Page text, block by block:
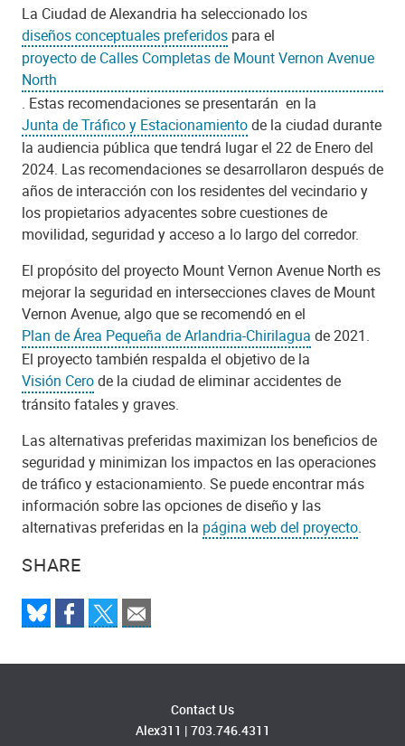
SHARE
La Ciudad de Alexandria ha seleccionado los
diseños conceptuales preferidos para el
proyecto de Calles Completas de Mount Vernon Avenue
North
. Estas recomendaciones se presentarán en la
Junta de Tráfico y Estacionamientode la ciudad durante
la audiencia pública que tendrá lugar el 22 de Enero del
2024. Las recomendaciones se desarrollaron después de
años de interacción con los residentes del vecindario y
los propietarios adyacentes sobre cuestiones de
movilidad, seguridad y acceso a lo largo del corredor.
El propósito del proyecto Mount Vernon Avenue North es
mejorar la seguridad en intersecciones claves de Mount
Vernon Avenue, algo que se recomendó en el
Plan de Área Pequeña de Arlandria-Chirilagua de 2021.
El proyecto también respalda el objetivo de la
Visión Cerode la ciudad de eliminar accidentes de
tránsito fatales y graves.
Las alternativas preferidas maximizan los beneficios de
seguridad y minimizan los impactos en las operaciones
de tráfico y estacionamiento. Se puede encontrar más
información sobre las opciones de diseño y las
alternativas preferidas en la página web del proyecto.
Contact Us
Alex311 | 703.746.4311